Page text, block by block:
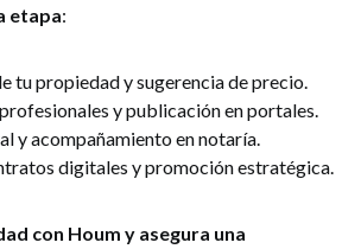
etapa:
tu propiedad y sugerencia de precio.
y publicación en portales.
y acompañamiento en notaría.
digitales y promoción estratégica.
con Houm y asegura una